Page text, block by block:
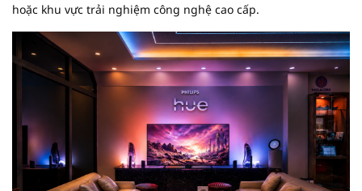
hoặc khu vực trải nghiệm công nghệ cao cấp.